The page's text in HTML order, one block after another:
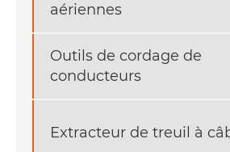
aériennes
Outils de cordage de
conducteurs
Extracteur de treuil à